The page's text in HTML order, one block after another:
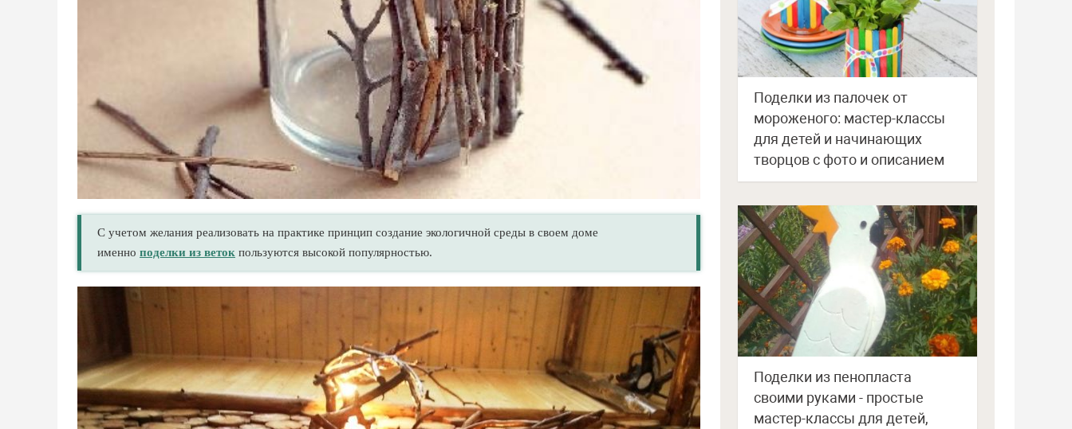
С учетом желания реализовать на практике принцип создание экологичной среды в своем доме
именно поделки из веток пользуются высокой популярностью.
Поделки из палочек от
мороженого: мастер-классы
для детей и начинающих
творцов с фото и описанием
Поделки из пенопласта
своими руками - простые
мастер-классы для детей,